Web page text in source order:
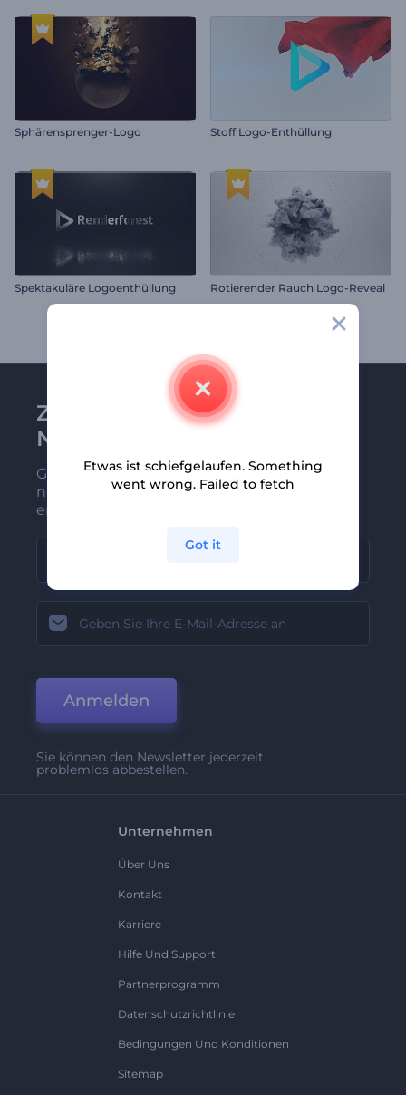
Sphärensprenger-Logo Stoff Logo-Enthüllung
Spektakuläre Logoenthüllung Rotierender Rauch Logo-Reveal
Zu Renderforest-
Newsletter anmelden
Gehören Sie zu den Ersten, die unsere
neuesten Nachrichten und Angebote
erhalten
Anmelden
Sie können den Newsletter jederzeit
problemlos abbestellen.
Unternehmen
Über Uns
Kontakt
Karriere
Hilfe Und Support
Partnerprogramm
Datenschutzrichtlinie
Bedingungen Und Konditionen
Sitemap
Etwas ist schiefgelaufen. Something
went wrong. Failed to fetch
Got it